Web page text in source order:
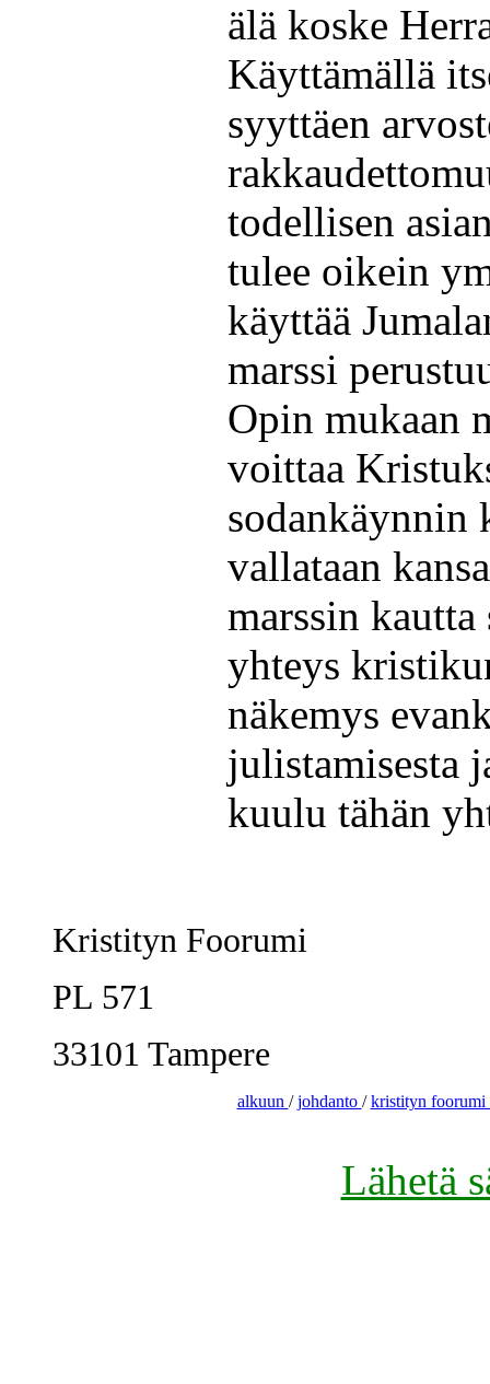
älä koske
Käyttämällä
syyttäen
todellisen
tulee oikein
käyttää
marssi
Opin mukaan
voittaa
sodankäynnin
vallataan
marssin kautta
yhteys
näkemys
julistamisesta
kuulu tähän
Kristityn Foorumi
PL 571
33101 Tampere
alkuun /johdanto /kristityn foorumi
Lähetä